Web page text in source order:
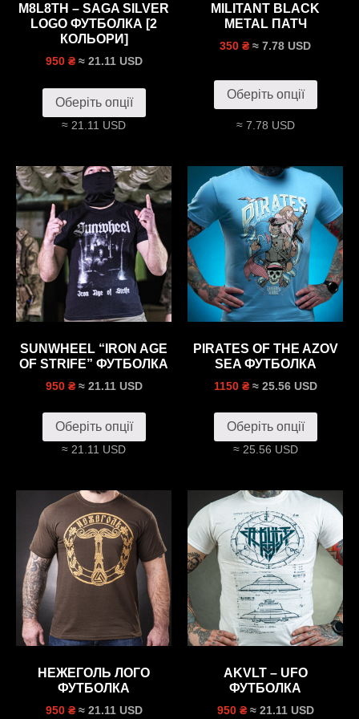
M8L8TH – SAGA SILVER
LOGO ФУТБОЛКА [2
КОЛЬОРИ]
950 ₴ ≈ 21.11 USD
Оберіть опції
≈ 21.11 USD
MILITANT BLACK
METAL ПАТЧ
350 ₴ ≈ 7.78 USD
Оберіть опції
≈ 7.78 USD
SUNWHEEL “IRON AGE
OF STRIFE” ФУТБОЛКА
950 ₴ ≈ 21.11 USD
Оберіть опції
≈ 21.11 USD
PIRATES OF THE AZOV
SEA ФУТБОЛКА
1150 ₴ ≈ 25.56 USD
Оберіть опції
≈ 25.56 USD
НЕЖЕГОЛЬ ЛОГО
ФУТБОЛКА
950 ₴ ≈ 21.11 USD
AKVLT – UFO
ФУТБОЛКА
950 ₴ ≈ 21.11 USD